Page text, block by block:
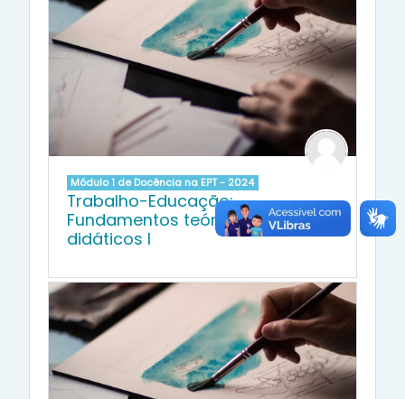
Módulo 1 de Docência na EPT - 2024
Trabalho-Educação:
Fundamentos teóricos e
didáticos I